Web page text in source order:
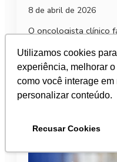
Utilizamos cookies
experiência, melhorar
como você interage em
personalizar conteúdo.
Recusar Cookies
8 de abril de 2026
O oncologista clínico
tratamento
Leia mais